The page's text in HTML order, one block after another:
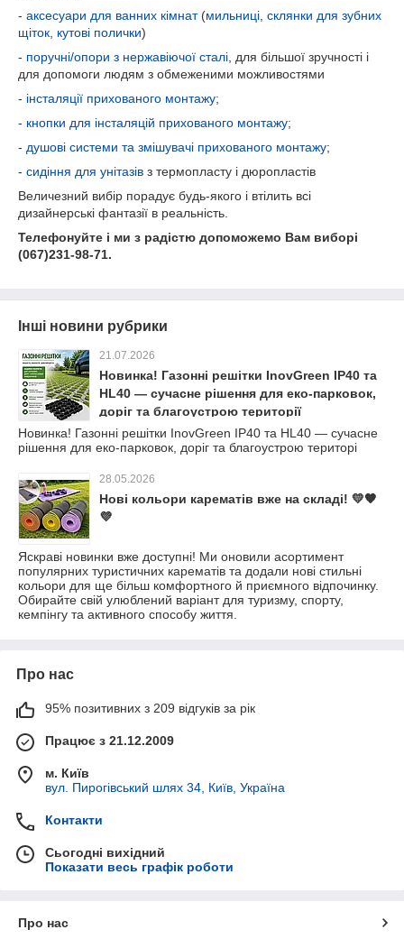
- аксесуари для ванних кімнат(мильниці, склянки для зубних
щіток, кутові полички)
- поручні/опори з нержавіючої сталі, для більшої зручності і
для допомоги людям з обмеженими можливостями
- інсталяції прихованого монтажу;
- кнопки для інсталяцій прихованого монтажу;
- душові системи та змішувачі прихованого монтажу;
- сидіння для унітазів з термопласту і дюропластів
Величезний вибір порадує будь-якого і втілить всі
дизайнерські фантазії в реальність.
Телефонуйте і ми з радістю допоможемо Вам виборі
(067)231-98-71.
Інші новини рубрики
21.07.2026
Новинка! Газонні решітки InovGreen IP40 та
HL40 — сучасне рішення для еко-парковок,
доріг та благоустрою території
Новинка! Газонні решітки InovGreen IP40 та HL40 — сучасне
рішення для еко-парковок, доріг та благоустрою територі
28.05.2026
Нові кольори карематів вже на складі! 💛🧡
💜
Яскраві новинки вже доступні! Ми оновили асортимент
популярних туристичних карематів та додали нові стильні
кольори для ще більш комфортного й приємного відпочинку.
Обирайте свій улюблений варіант для туризму, спорту,
кемпінгу та активного способу життя.
Про нас
95% позитивних з 209 відгуків за рік
Працює з 21.12.2009
м. Київ
вул. Пирогівський шлях 34, Київ, Україна
Контакти
Сьогодні вихідний
Показати весь графік роботи
Про нас